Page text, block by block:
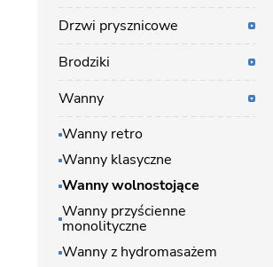
Drzwi prysznicowe
Brodziki
Wanny
Wanny retro
Wanny klasyczne
Wanny wolnostojące
Wanny przyścienne
monolityczne
Wanny z hydromasażem